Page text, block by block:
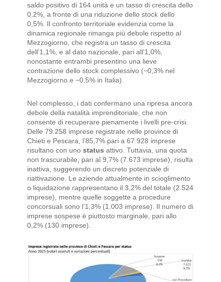
saldo positivo di 164 unità e un tasso di crescita dello
0,2%, a fronte di una riduzione dello stock dello
0,5%. Il confronto territoriale evidenzia come la
dinamica regionale rimanga più debole rispetto al
Mezzogiorno, che registra un tasso di crescita
dell’1,1%, e al dato nazionale, pari all’1,0%,
nonostante entrambi presentino una lieve
contrazione dello stock complessivo (−0,3% nel
Mezzogiorno e −0,5% in Italia).
Nel complesso, i dati confermano una ripresa ancora
debole della natalità imprenditoriale, che non
consente di recuperare pienamente i livelli pre-crisi.
Delle 79.258 imprese registrate nelle province di
Chieti e Pescara, l’85,7% pari a 67.928 imprese
risultano con uno status attivo. Tuttavia, una quota
non trascurabile, pari al 9,7% (7.673 imprese), risulta
inattiva, suggerendo un discreto potenziale di
riattivazione. Le aziende attualmente in scioglimento
o liquidazione rappresentano il 3,2% del totale (2.524
imprese), mentre quelle soggette a procedure
concorsuali sono l’1,3% (1.003 imprese). Il numero di
imprese sospese è piuttosto marginale, pari allo
0,2% (130 imprese).